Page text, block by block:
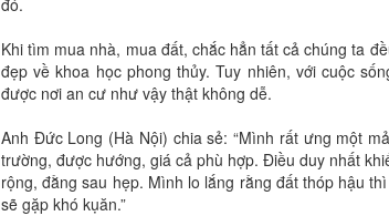
Khi tìm mua nhà, mua đất, chắc hẳn tất cả chúng ta
đẹp về khoa học phong thủy. Tuy nhiên, với cuộc
được nơi an cư như vậy thật không dễ.
Anh Đức Long (Hà Nội) chia sẻ: “Mình rất ưng một
trường, được hướng, giá cả phù hợp. Điều duy nhất
rộng, đằng sau hẹp. Mình lo lắng rằng đất thóp hậu
sẽ gặp khó kụăn.”